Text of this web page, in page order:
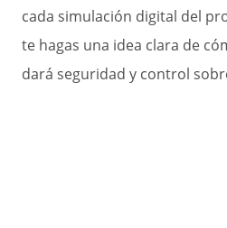
cada simulación digital del
te hagas una idea clara de
dará seguridad y control